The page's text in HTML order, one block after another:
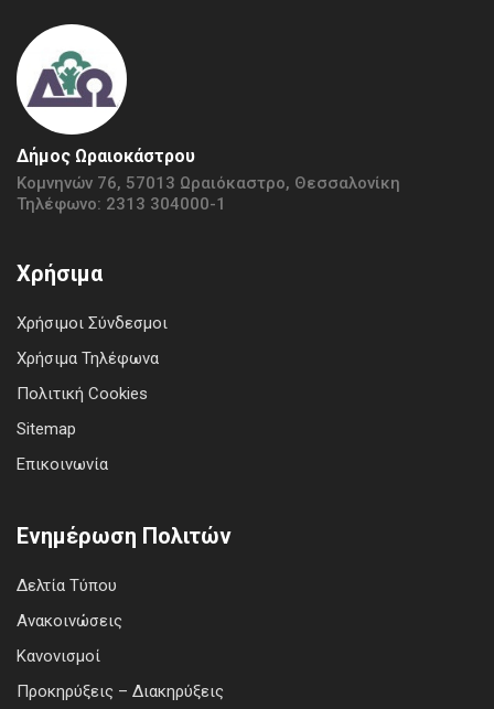
Δήμος Ωραιοκάστρου
Κομνηνών 76, 57013 Ωραιόκαστρο, Θεσσαλονίκη
Τηλέφωνο: 2313 304000-1
Χρήσιμα
Χρήσιμοι Σύνδεσμοι
Χρήσιμα Τηλέφωνα
Πολιτική Cookies
Sitemap
Επικοινωνία
Ενημέρωση Πολιτών
Δελτία Τύπου
Ανακοινώσεις
Κανονισμοί
Προκηρύξεις – Διακηρύξεις